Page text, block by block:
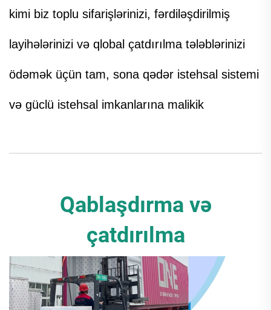
kimi biz toplu sifarişlərinizi, fərdiləşdirilmiş
layihələrinizi və qlobal çatdırılma tələblərinizi
ödəmək üçün tam, sona qədər istehsal sistemi
və güclü istehsal imkanlarına malikik
Qablaşdırma və
çatdırılma